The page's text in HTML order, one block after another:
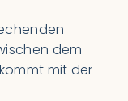
dem
mit der